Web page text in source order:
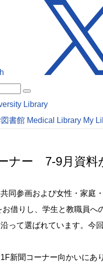
Library
図書館 Medical Library My
ナー 7-9月資料
同参画および女性・家庭
借りし、学生と教職員へ
って選ばれています。今
新聞コーナー向かいにあ